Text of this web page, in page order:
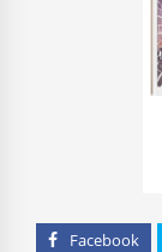
Facebook